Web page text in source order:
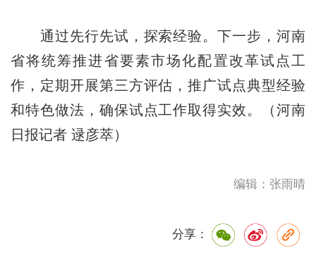
通过先行先试，探索经验。下一步，河南
省将统筹推进省要素市场化配置改革试点工
作，定期开展第三方评估，推广试点典型经验
和特色做法，确保试点工作取得实效。（河南
日报记者 逯彦萃）
编辑：张雨晴
分享：